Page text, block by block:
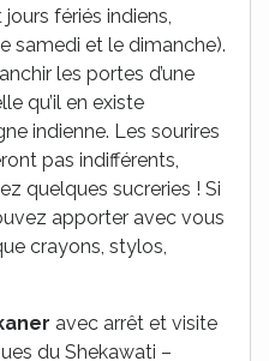
fériés indiens,
samedi et le dimanche).
les portes d’une
qu’il en existe
indienne. Les sourires
pas indifférents,
quelques sucreries ! Si
apporter avec vous
crayons, stylos,
avec arrêt et visite
du Shekawati –